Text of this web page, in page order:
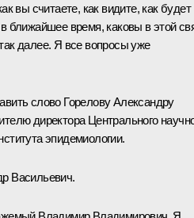
вы считаете, как видите, как будет
ближайшее время, каковы в этой
далее. Я все вопросы уже
слово Горелову Александру
директора Центрального
эпидемиологии.
Васильевич.